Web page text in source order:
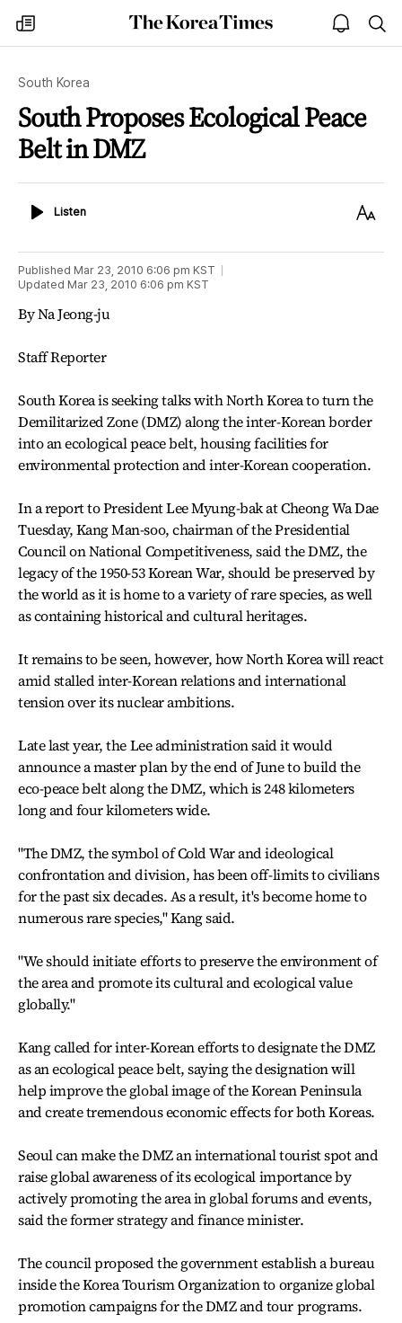
my
times
The
Korea
open
notice
South Korea
South Proposes Ecological Peace
Belt in DMZ
ListenListen
Text
Published Mar 23, 2010 6:06 pm KST
Updated Mar 23, 2010 6:06 pm KST
By Na Jeong-ju
Staff Reporter
South Korea is seeking talks with North Korea to turn the
Demilitarized Zone (DMZ) along the inter-Korean border
into an ecological peace belt, housing facilities for
environmental protection and inter-Korean cooperation.
In a report to President Lee Myung-bak at Cheong Wa Dae
Tuesday, Kang Man-soo, chairman of the Presidential
Council on National Competitiveness, said the DMZ, the
legacy of the 1950-53 Korean War, should be preserved by
the world as it is home to a variety of rare species, as well
as containing historical and cultural heritages.
It remains to be seen, however, how North Korea will react
amid stalled inter-Korean relations and international
tension over its nuclear ambitions.
Late last year, the Lee administration said it would
announce a master plan by the end of June to build the
eco-peace belt along the DMZ, which is 248 kilometers
long and four kilometers wide.
"The DMZ, the symbol of Cold War and ideological
confrontation and division, has been off-limits to civilians
for the past six decades. As a result, it's become home to
numerous rare species," Kang said.
"We should initiate efforts to preserve the environment of
the area and promote its cultural and ecological value
globally."
Kang called for inter-Korean efforts to designate the DMZ
as an ecological peace belt, saying the designation will
help improve the global image of the Korean Peninsula
and create tremendous economic effects for both Koreas.
Seoul can make the DMZ an international tourist spot and
raise global awareness of its ecological importance by
actively promoting the area in global forums and events,
said the former strategy and finance minister.
The council proposed the government establish a bureau
inside the Korea Tourism Organization to organize global
promotion campaigns for the DMZ and tour programs.